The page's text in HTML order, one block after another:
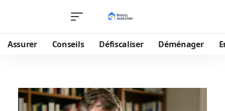
Assurer Conseils Défiscaliser Déménager